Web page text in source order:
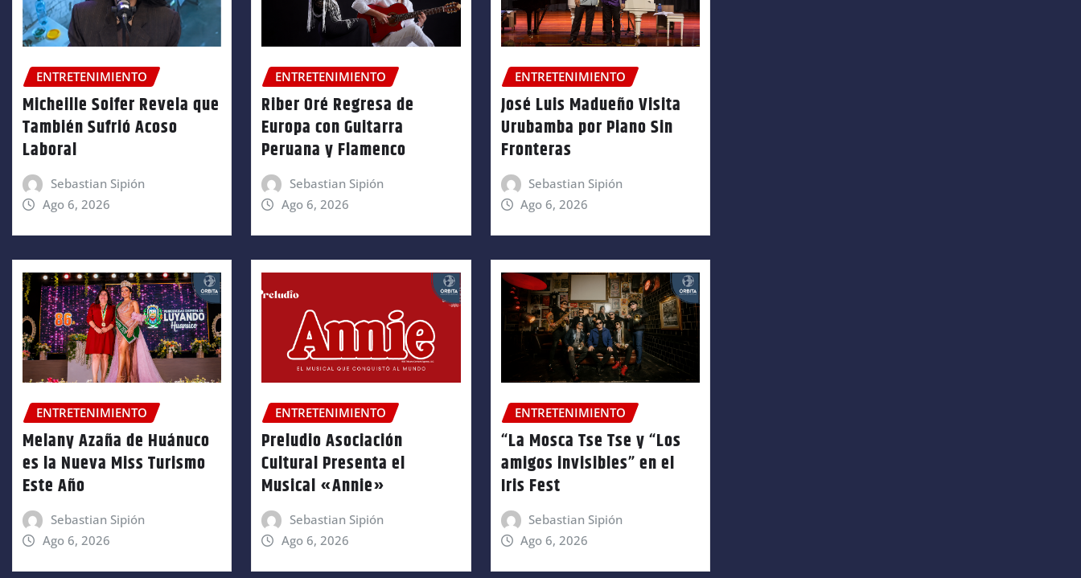
ENTRETENIMIENTO
Micheille Soifer Revela que
También Sufrió Acoso
Laboral
Sebastian Sipión
Ago 6, 2026
ENTRETENIMIENTO
Riber Oré Regresa de
Europa con Guitarra
Peruana y Flamenco
Sebastian Sipión
Ago 6, 2026
ENTRETENIMIENTO
José Luis Madueño Visita
Urubamba por Piano Sin
Fronteras
Sebastian Sipión
Ago 6, 2026
ENTRETENIMIENTO
Melany Azaña de Huánuco
es la Nueva Miss Turismo
Este Año
Sebastian Sipión
Ago 6, 2026
ENTRETENIMIENTO
Preludio Asociación
Cultural Presenta el
Musical «Annie»
Sebastian Sipión
Ago 6, 2026
ENTRETENIMIENTO
“La Mosca Tse Tse y “Los
amigos invisibles” en el
Iris Fest
Sebastian Sipión
Ago 6, 2026